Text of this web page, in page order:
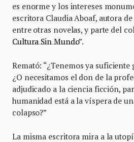
es enorme y los intereses
escritora Claudia Aboaf, autora de
entre otras novelas, y parte del
Cultura Sin Mundo”.
Remató: “¿Tenemos ya
¿O necesitamos el don de la
adjudicado a la ciencia ficción,
humanidad está a la víspera de
colapso?”
La misma escritora mira a la